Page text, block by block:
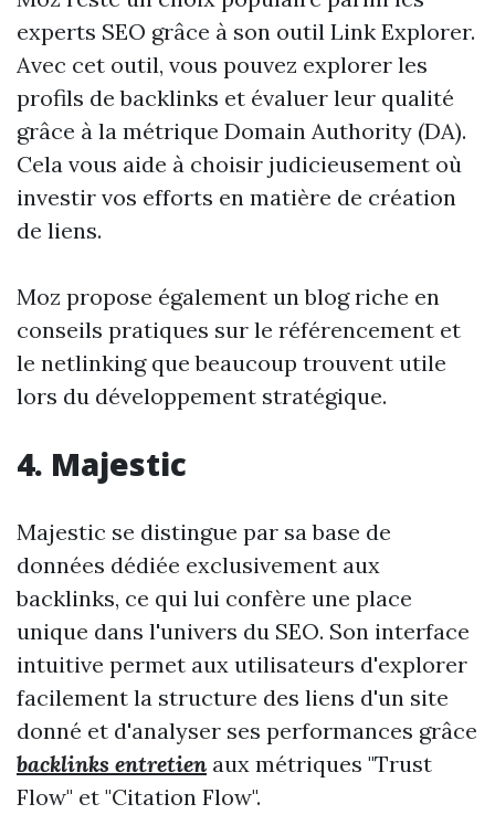
experts SEO grâce à son outil Link Explorer.
Avec cet outil, vous pouvez explorer les
profils de backlinks et évaluer leur qualité
grâce à la métrique Domain Authority (DA).
Cela vous aide à choisir judicieusement où
investir vos efforts en matière de création
de liens.
Moz propose également un blog riche en
conseils pratiques sur le référencement et
le netlinking que beaucoup trouvent utile
lors du développement stratégique.
4. Majestic
Majestic se distingue par sa base de
données dédiée exclusivement aux
backlinks, ce qui lui confère une place
unique dans l'univers du SEO. Son interface
intuitive permet aux utilisateurs d'explorer
facilement la structure des liens d'un site
donné et d'analyser ses performances grâce
backlinks entretien aux métriques "Trust
Flow" et "Citation Flow".